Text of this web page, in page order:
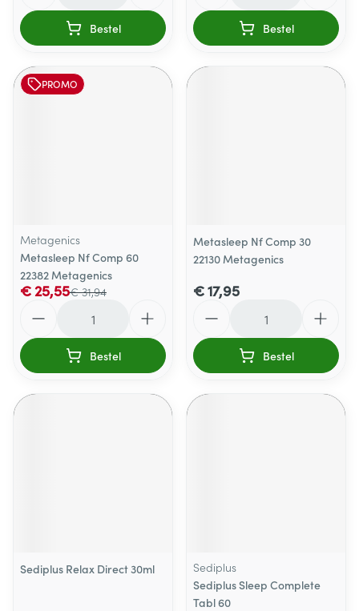
Bestel Bestel
PROMO
Metagenics
Metasleep Nf Comp 60
22382 Metagenics
€ 31,94
€ 25,55
Bestel
Metasleep Nf Comp 30
22130 Metagenics
€ 17,95
Bestel
Sediplus Relax Direct 30ml
Sediplus
Sediplus Sleep Complete
Tabl 60